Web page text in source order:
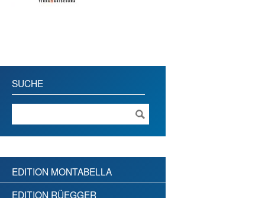
SUCHE
EDITION MONTABELLA
EDITION RÜEGGER